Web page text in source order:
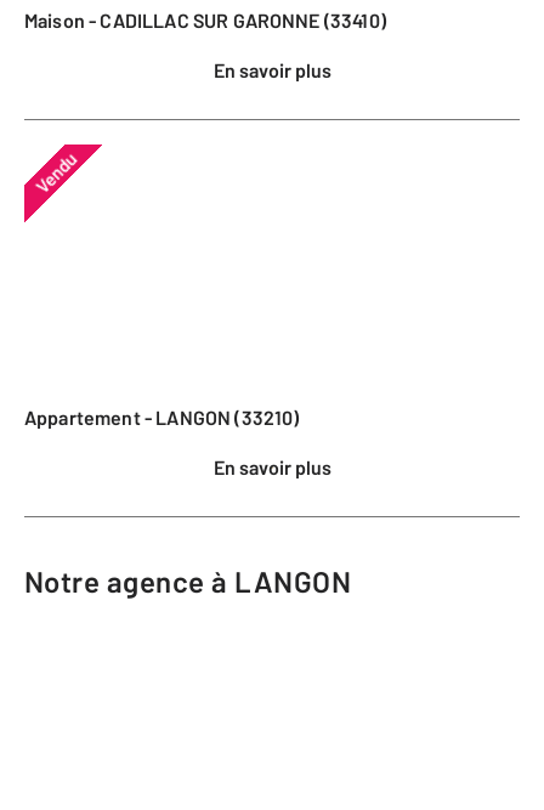
Maison - CADILLAC SUR GARONNE (33410)
En savoir plus
Vendu
Appartement - LANGON (33210)
En savoir plus
Notre agence à LANGON